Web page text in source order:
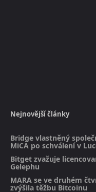
Nejnovější články
Bridge vlastněný
MiCA po schválení v
Bitget zvažuje
Gelephu
MARA se ve druhém
zvýšila těžbu Bitcoinu